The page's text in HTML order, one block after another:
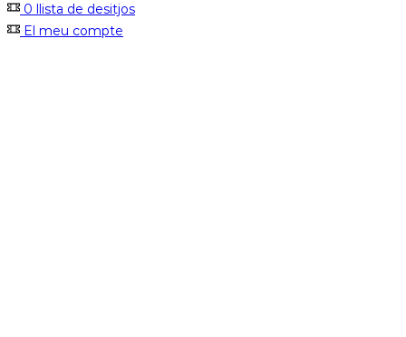
0 llista de desitjos
El meu compte